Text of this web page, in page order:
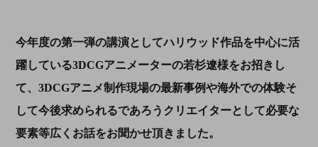
今年度の第一弾の講演としてハリウッド作品を中心に活
躍している3DCGアニメーターの若杉遼様をお招きし
て、3DCGアニメ制作現場の最新事例や海外での体験そ
して今後求められるであろうクリエイターとして必要な
要素等広くお話をお聞かせ頂きました。